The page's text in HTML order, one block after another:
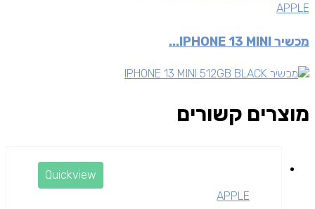
APPLE
מכשיר IPHONE 13 MINI...
מוצרים קשורים
Quickview
APPLE